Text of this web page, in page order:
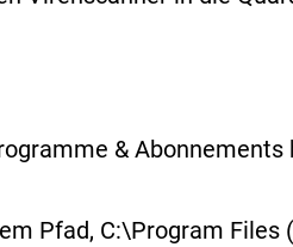
& Abonnements
Pfad, C:\Program Files